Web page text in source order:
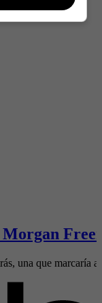
Rosa de
una que marcaría